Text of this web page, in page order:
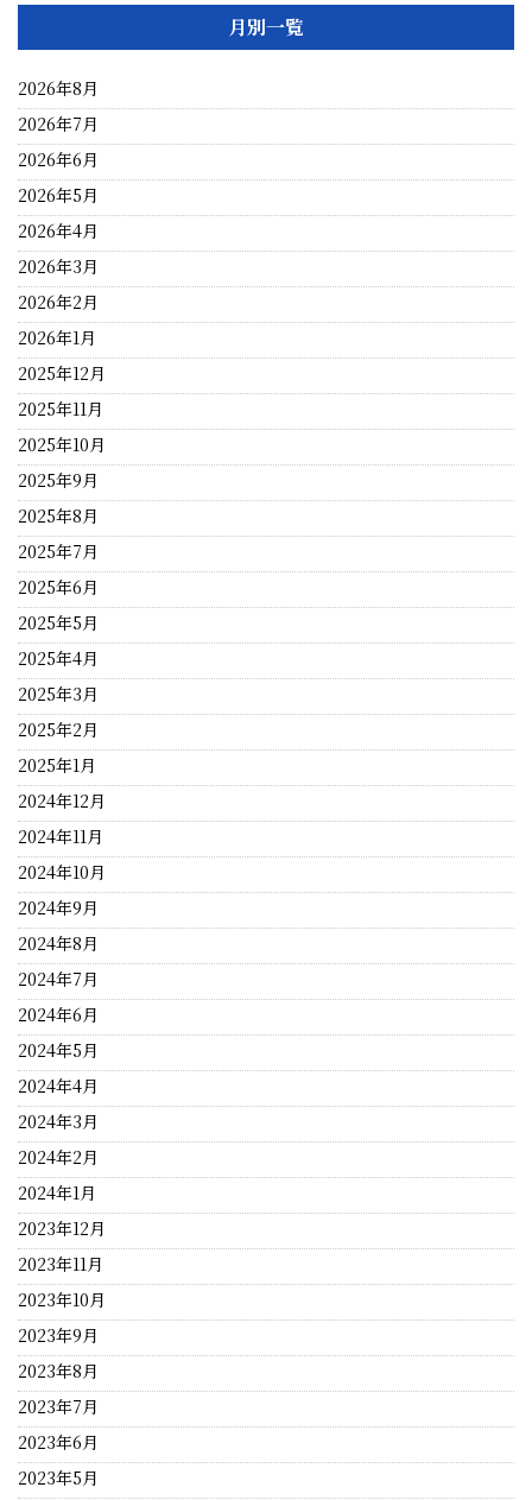
月別一覧
2026年8月
2026年7月
2026年6月
2026年5月
2026年4月
2026年3月
2026年2月
2026年1月
2025年12月
2025年11月
2025年10月
2025年9月
2025年8月
2025年7月
2025年6月
2025年5月
2025年4月
2025年3月
2025年2月
2025年1月
2024年12月
2024年11月
2024年10月
2024年9月
2024年8月
2024年7月
2024年6月
2024年5月
2024年4月
2024年3月
2024年2月
2024年1月
2023年12月
2023年11月
2023年10月
2023年9月
2023年8月
2023年7月
2023年6月
2023年5月